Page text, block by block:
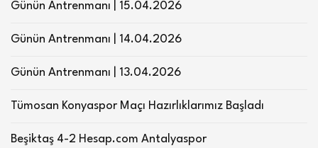
Günün Antrenmanı | 15.04.2026
Günün Antrenmanı | 14.04.2026
Günün Antrenmanı | 13.04.2026
Tümosan Konyaspor Maçı Hazırlıklarımız Başladı
Beşiktaş 4-2 Hesap.com Antalyaspor